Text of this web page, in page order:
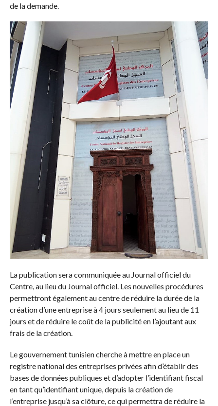
de la demande.
La publication sera communiquée au Journal officiel du
Centre, au lieu du Journal officiel. Les nouvelles procédures
permettront également au centre de réduire la durée de la
création d’une entreprise à 4 jours seulement au lieu de 11
jours et de réduire le coût de la publicité en l’ajoutant aux
frais de la création.
Le gouvernement tunisien cherche à mettre en place un
registre national des entreprises privées afin d’établir des
bases de données publiques et d’adopter l’identifiant fiscal
en tant qu’identifiant unique, depuis la création de
l’entreprise jusqu’à sa clôture, ce qui permettra de réduire la